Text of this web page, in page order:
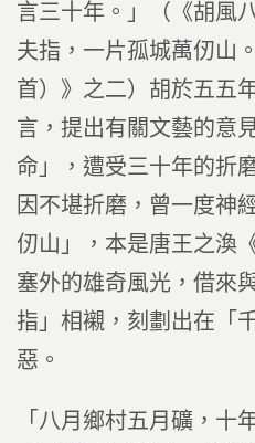
言三十年。」（《胡風
夫指，一片孤城萬仞山
首）》之二）胡於五五
言，提出有關文藝的意
命」，遭受三十年的折
因不堪折磨，曾一度神
仞山」，本是唐王之渙
塞外的雄奇風光，借來
指」相襯，刻劃出在「
惡。
「八月鄉村五月礦，十